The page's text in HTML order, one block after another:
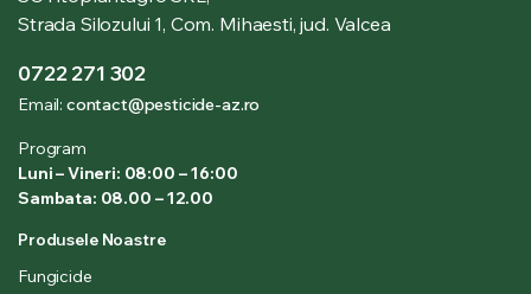
Strada Silozului 1, Com. Mihaesti, jud. Valcea
0722 271 302
Email: contact@pesticide-az.ro
Program
Luni – Vineri: 08:00 – 16:00
Sambata: 08.00 – 12.00
Produsele Noastre
Fungicide